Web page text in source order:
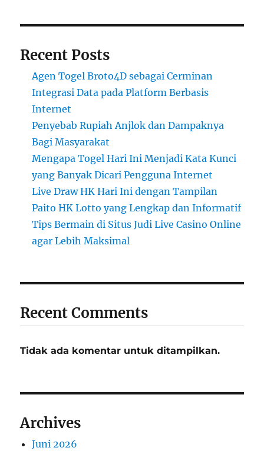
Recent Posts
Agen Togel Broto4D sebagai Cerminan
Integrasi Data pada Platform Berbasis
Internet
Penyebab Rupiah Anjlok dan Dampaknya
Bagi Masyarakat
Mengapa Togel Hari Ini Menjadi Kata Kunci
yang Banyak Dicari Pengguna Internet
Live Draw HK Hari Ini dengan Tampilan
Paito HK Lotto yang Lengkap dan Informatif
Tips Bermain di Situs Judi Live Casino Online
agar Lebih Maksimal
Recent Comments
Tidak ada komentar untuk ditampilkan.
Archives
Juni 2026